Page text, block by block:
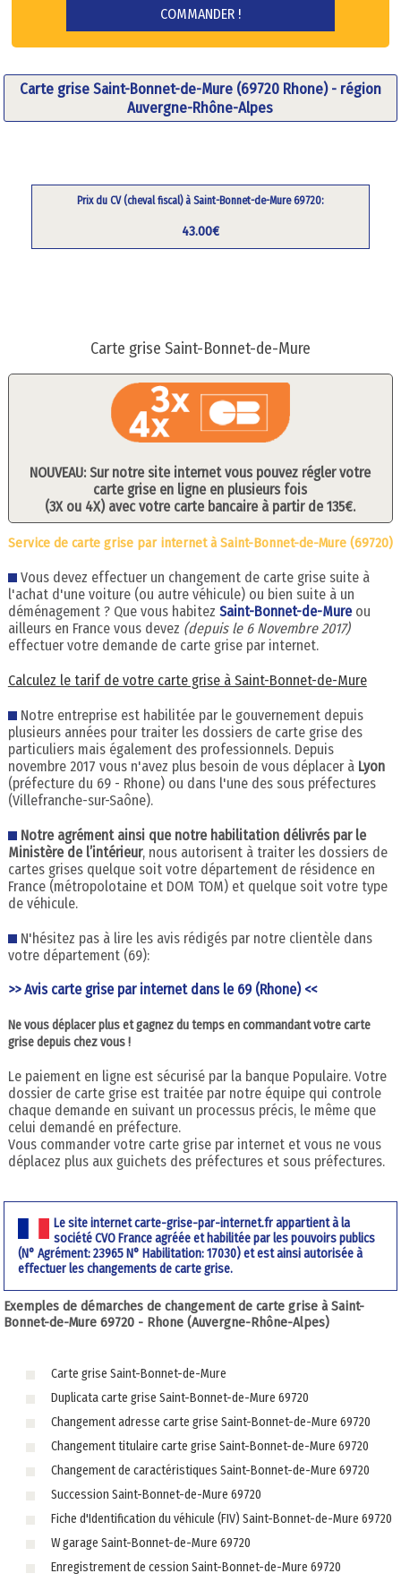
Carte grise Saint-Bonnet-de-Mure (69720 Rhone) - région
Auvergne-Rhône-Alpes
Prix du CV (cheval fiscal) à Saint-Bonnet-de-Mure 69720:
43.00€
Carte grise Saint-Bonnet-de-Mure
NOUVEAU: Sur notre site internet vous pouvez régler votre
carte grise en ligne en plusieurs fois
(3X ou 4X) avec votre carte bancaire à partir de 135€.
Service de carte grise par internet à Saint-Bonnet-de-Mure (69720)
Vous devez effectuer un changement de carte grise suite à
l'achat d'une voiture (ou autre véhicule) ou bien suite à un
déménagement ? Que vous habitez Saint-Bonnet-de-Mure ou
ailleurs en France vous devez (depuis le 6 Novembre 2017)
effectuer votre demande de carte grise par internet.
Calculez le tarif de votre carte grise à Saint-Bonnet-de-Mure
Notre entreprise est habilitée par le gouvernement depuis
plusieurs années pour traiter les dossiers de carte grise des
particuliers mais également des professionnels. Depuis
novembre 2017 vous n'avez plus besoin de vous déplacer à Lyon
(préfecture du 69 - Rhone) ou dans l'une des sous préfectures
(Villefranche-sur-Saône).
Notre agrément ainsi que notre habilitation délivrés par le
Ministère de l’intérieur, nous autorisent à traiter les dossiers de
cartes grises quelque soit votre département de résidence en
France (métropolotaine et DOM TOM) et quelque soit votre type
de véhicule.
N'hésitez pas à lire les avis rédigés par notre clientèle dans
votre département (69):
>> Avis carte grise par internet dans le 69 (Rhone) <<
Ne vous déplacer plus et gagnez du temps en commandant votre carte
grise depuis chez vous !
Le paiement en ligne est sécurisé par la banque Populaire. Votre
dossier de carte grise est traitée par notre équipe qui controle
chaque demande en suivant un processus précis, le même que
celui demandé en préfecture.
Vous commander votre carte grise par internet et vous ne vous
déplacez plus aux guichets des préfectures et sous préfectures.
Le site internet carte-grise-par-internet.fr appartient à la
société CVO France agréée et habilitée par les pouvoirs publics
(N° Agrément: 23965 N° Habilitation: 17030) et est ainsi autorisée à
effectuer les changements de carte grise.
Exemples de démarches de changement de carte grise à Saint-
Bonnet-de-Mure 69720 - Rhone (Auvergne-Rhône-Alpes)
Carte grise Saint-Bonnet-de-Mure
Duplicata carte grise Saint-Bonnet-de-Mure 69720
Changement adresse carte grise Saint-Bonnet-de-Mure 69720
Changement titulaire carte grise Saint-Bonnet-de-Mure 69720
Changement de caractéristiques Saint-Bonnet-de-Mure 69720
Succession Saint-Bonnet-de-Mure 69720
Fiche d'Identification du véhicule (FIV) Saint-Bonnet-de-Mure 69720
W garage Saint-Bonnet-de-Mure 69720
Enregistrement de cession Saint-Bonnet-de-Mure 69720